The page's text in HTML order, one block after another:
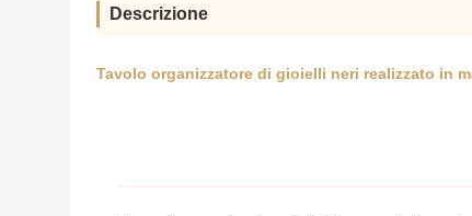
Descrizione
Tavolo organizzatore di gioielli neri realizzato in